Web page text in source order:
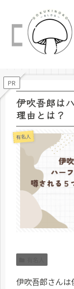
PR
伊吹吾郎は
理由とは？
有名人
伊吹吾郎さん